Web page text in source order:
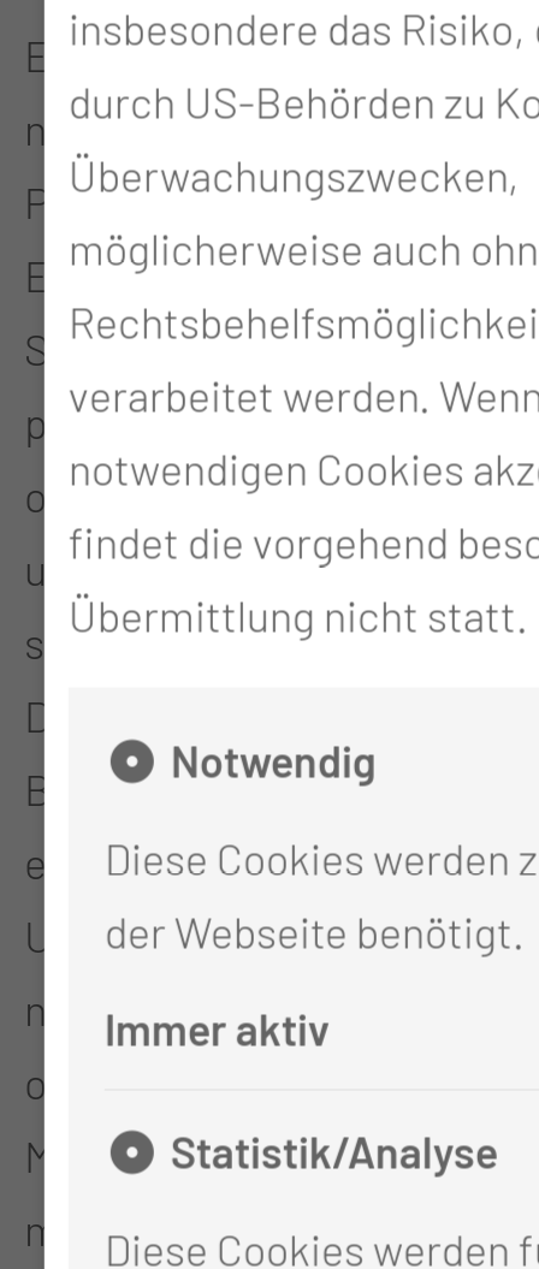
Empfänger ist eine
natürliche oder juristische
Person, Behörde,
Einrichtung oder andere
Stelle, denen
personenbezogene Daten
offengelegt werden,
unabhängig davon, ob es
sich bei ihr um einen
Dritten handelt oder nicht.
Behörden, die im Rahmen
eines bestimmten
Untersuchungsauftrags
nach dem Unionsrecht
oder dem Recht der
Mitgliedstaaten
möglicherweise
insbesondere das Risiko,
durch US-Behörden zu
Überwachungszwecken,
möglicherweise auch
verarbeitet werden.
notwendigen Cookies
findet die vorgehend
Übermittlung nicht statt.
Notwendig
Diese Cookies werden
der Webseite benötigt.
Immer aktiv
Statistik/Analyse
Diese Cookies werden